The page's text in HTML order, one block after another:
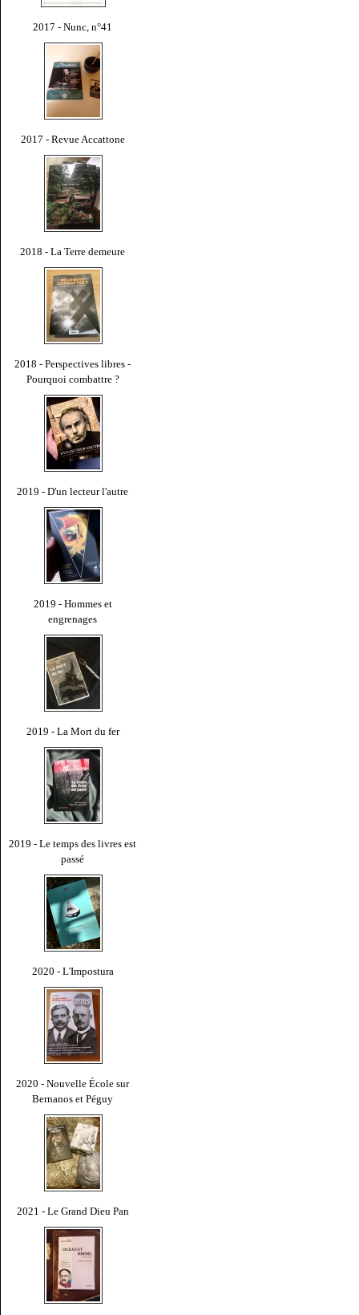
2017 - Nunc, n°41
2017 - Revue Accattone
2018 - La Terre demeure
2018 - Perspectives libres -
Pourquoi combattre ?
2019 - D'un lecteur l'autre
2019 - Hommes et
engrenages
2019 - La Mort du fer
2019 - Le temps des livres est
passé
2020 - L'Impostura
2020 - Nouvelle École sur
Bernanos et Péguy
2021 - Le Grand Dieu Pan